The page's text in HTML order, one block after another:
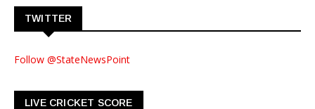
TWITTER
Follow @StateNewsPoint
LIVE CRICKET SCORE